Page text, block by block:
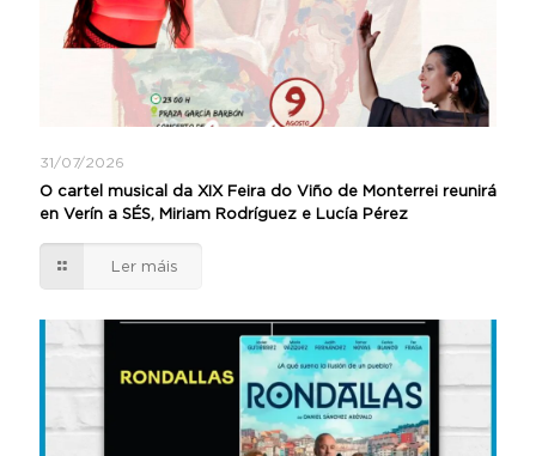
31/07/2026
O cartel musical da XIX Feira do Viño de Monterrei reunirá
en Verín a SÉS, Miriam Rodríguez e Lucía Pérez
Ler máis